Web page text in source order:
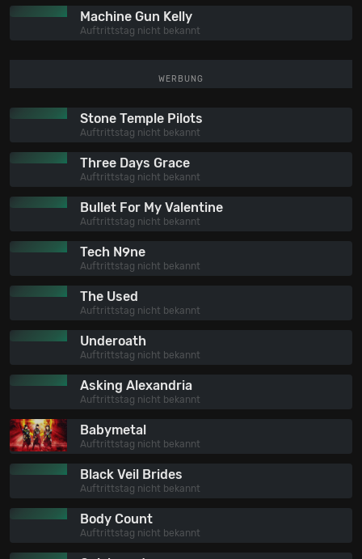
Machine Gun Kelly
Auftrittstag nicht bekannt
WERBUNG
Stone Temple Pilots
Auftrittstag nicht bekannt
Three Days Grace
Auftrittstag nicht bekannt
Bullet For My Valentine
Auftrittstag nicht bekannt
Tech N9ne
Auftrittstag nicht bekannt
The Used
Auftrittstag nicht bekannt
Underoath
Auftrittstag nicht bekannt
Asking Alexandria
Auftrittstag nicht bekannt
Babymetal
Auftrittstag nicht bekannt
Black Veil Brides
Auftrittstag nicht bekannt
Body Count
Auftrittstag nicht bekannt